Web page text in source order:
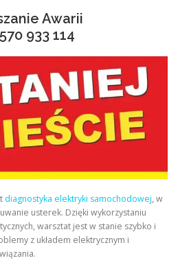
Awarii
570 933 114
diagnostyka elektryki samochodowej, w
usterek. Dzięki wykorzystaniu
warsztat jest w stanie szybko i
z układem elektrycznym i